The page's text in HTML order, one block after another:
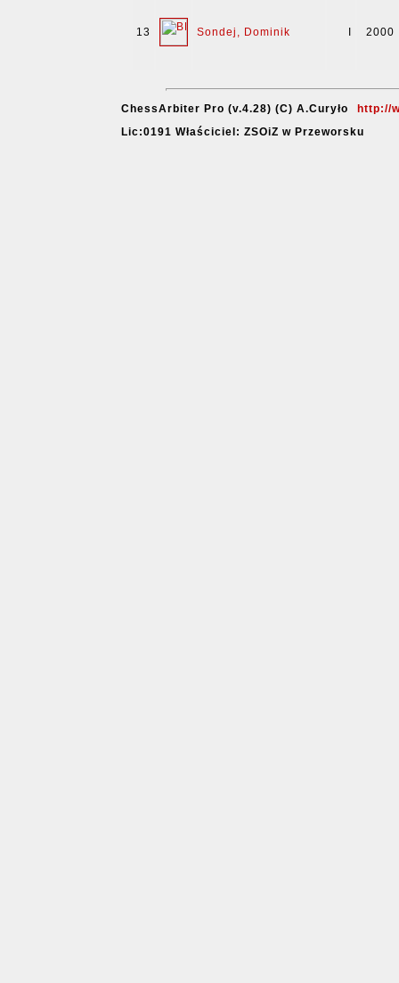
13 Sondej, Dominik 2000
ChessArbiter Pro (v.4.28) (C) A.Curyło
http://
Lic:0191 Właściciel: ZSOiZ w Przeworsku